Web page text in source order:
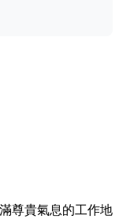
尊貴氣息的工作地